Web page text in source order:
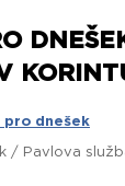
pro dnešek
/ Pavlova